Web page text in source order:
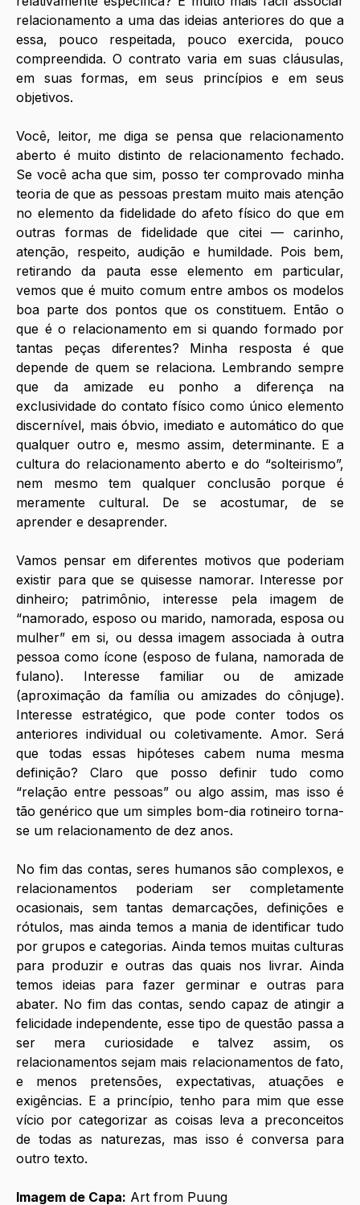
relacionamento a uma das ideias anteriores do que a
essa, pouco respeitada, pouco exercida, pouco
compreendida. O contrato varia em suas cláusulas,
em suas formas, em seus princípios e em seus
objetivos.
Você, leitor, me diga se pensa que relacionamento
aberto é muito distinto de relacionamento fechado.
Se você acha que sim, posso ter comprovado minha
teoria de que as pessoas prestam muito mais atenção
no elemento da fidelidade do afeto físico do que em
outras formas de fidelidade que citei — carinho,
atenção, respeito, audição e humildade. Pois bem,
retirando da pauta esse elemento em particular,
vemos que é muito comum entre ambos os modelos
boa parte dos pontos que os constituem. Então o
que é o relacionamento em si quando formado por
tantas peças diferentes? Minha resposta é que
depende de quem se relaciona. Lembrando sempre
que da amizade eu ponho a diferença na
exclusividade do contato físico como único elemento
discernível, mais óbvio, imediato e automático do que
qualquer outro e, mesmo assim, determinante. E a
cultura do relacionamento aberto e do “solteirismo”,
nem mesmo tem qualquer conclusão porque é
meramente cultural. De se acostumar, de se
aprender e desaprender.
Vamos pensar em diferentes motivos que poderiam
existir para que se quisesse namorar. Interesse por
dinheiro; patrimônio, interesse pela imagem de
“namorado, esposo ou marido, namorada, esposa ou
mulher” em si, ou dessa imagem associada à outra
pessoa como ícone (esposo de fulana, namorada de
fulano). Interesse familiar ou de amizade
(aproximação da família ou amizades do cônjuge).
Interesse estratégico, que pode conter todos os
anteriores individual ou coletivamente. Amor. Será
que todas essas hipóteses cabem numa mesma
definição? Claro que posso definir tudo como
“relação entre pessoas” ou algo assim, mas isso é
tão genérico que um simples bom-dia rotineiro torna-
se um relacionamento de dez anos.
No fim das contas, seres humanos são complexos, e
relacionamentos poderiam ser completamente
ocasionais, sem tantas demarcações, definições e
rótulos, mas ainda temos a mania de identificar tudo
por grupos e categorias. Ainda temos muitas culturas
para produzir e outras das quais nos livrar. Ainda
temos ideias para fazer germinar e outras para
abater. No fim das contas, sendo capaz de atingir a
felicidade independente, esse tipo de questão passa a
ser mera curiosidade e talvez assim, os
relacionamentos sejam mais relacionamentos de fato,
e menos pretensões, expectativas, atuações e
exigências. E a princípio, tenho para mim que esse
vício por categorizar as coisas leva a preconceitos
de todas as naturezas, mas isso é conversa para
outro texto.
Imagem de Capa: Art from Puung